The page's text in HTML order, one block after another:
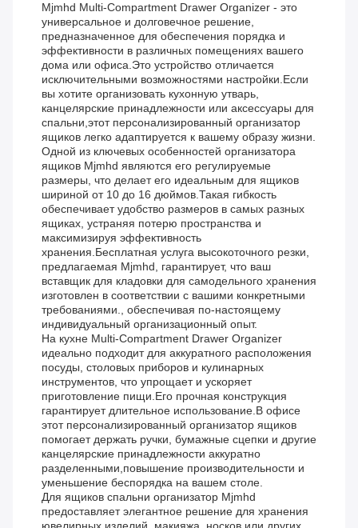
Mjmhd Multi-Compartment Drawer Organizer - это
универсальное и долговечное решение,
предназначенное для обеспечения порядка и
эффективности в различных помещениях вашего
дома или офиса.Это устройство отличается
исключительными возможностями настройки.Если
вы хотите организовать кухонную утварь,
канцелярские принадлежности или аксессуары для
спальни,этот персонализированный организатор
ящиков легко адаптируется к вашему образу жизни.
Одной из ключевых особенностей организатора
ящиков Mjmhd являются его регулируемые
размеры, что делает его идеальным для ящиков
шириной от 10 до 16 дюймов.Такая гибкость
обеспечивает удобство размеров в самых разных
ящиках, устраняя потерю пространства и
максимизируя эффективность
хранения.Бесплатная услуга высокоточного резки,
предлагаемая Mjmhd, гарантирует, что ваш
вставщик для кладовки для самодельного хранения
изготовлен в соответствии с вашими конкретными
требованиями., обеспечивая по-настоящему
индивидуальный организационный опыт.
На кухне Multi-Compartment Drawer Organizer
идеально подходит для аккуратного расположения
посуды, столовых приборов и кулинарных
инструментов, что упрощает и ускоряет
приготовление пищи.Его прочная конструкция
гарантирует длительное использование.В офисе
этот персонализированный организатор ящиков
помогает держать ручки, бумажные сцепки и другие
канцелярские принадлежности аккуратно
разделенными,повышение производительности и
уменьшение беспорядка на вашем столе.
Для ящиков спальни организатор Mjmhd
предоставляет элегантное решение для хранения